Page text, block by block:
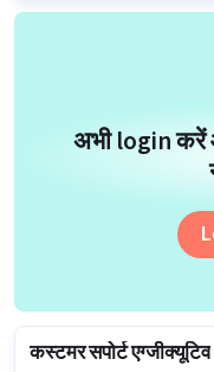
अभी login करें
कस्टमर सपोर्ट एग्जीक्यूटिव